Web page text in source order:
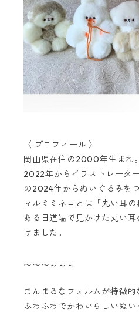
〈 プロフィール 〉
岡山県在住の2000年生まれ。
2022年からイラストレータ
の2024年からぬいぐるみを
マルミミネコとは「丸い耳の
ある日道端で見かけた丸い
けました。
〜〜〜～～～
まんまるなフォルムが特徴的
ふわふわでかわいらしいぬい